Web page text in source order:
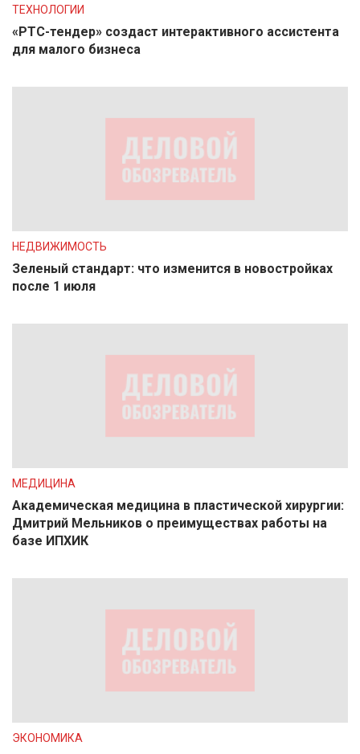
ТЕХНОЛОГИИ
«РТС-тендер» создаст интерактивного ассистента
для малого бизнеса
НЕДВИЖИМОСТЬ
Зеленый стандарт: что изменится в новостройках
после 1 июля
МЕДИЦИНА
Академическая медицина в пластической хирургии:
Дмитрий Мельников о преимуществах работы на
базе ИПХИК
ЭКОНОМИКА